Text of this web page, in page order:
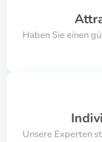
Haben Sie einen
Unsere Experten